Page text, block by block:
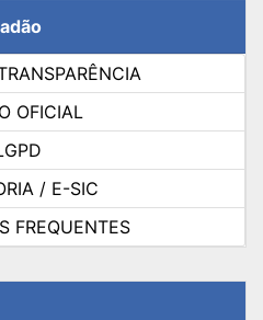
OFICIAL
/ E-SIC
FREQUENTES